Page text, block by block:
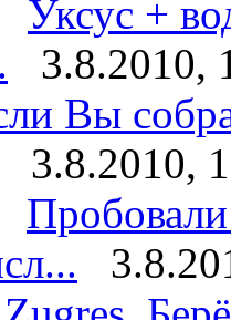
Уксус +
3.8.2010,
Вы
3.8.2010,